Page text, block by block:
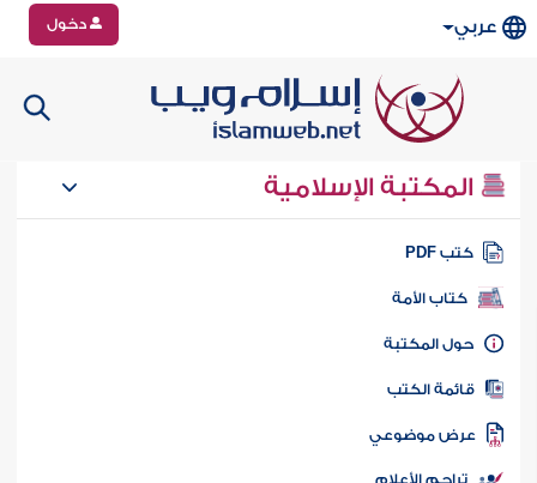
عربي دخول
المكتبة الإسلامية
كتب PDF
كتاب الأمة
المكتبة
الكتب